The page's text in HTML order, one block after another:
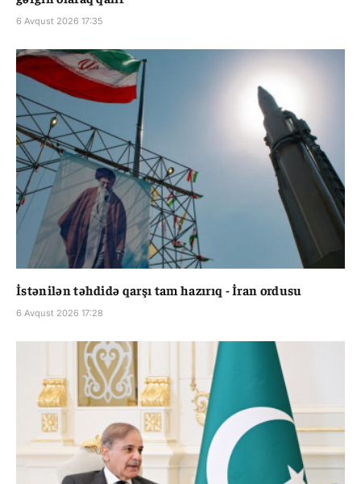
6 Avqust 2026 17:35
İstənilən təhdidə qarşı tam hazırıq - İran ordusu
6 Avqust 2026 17:28